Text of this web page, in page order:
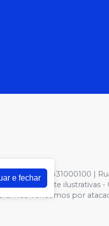
81022831000100 |
meramente ilustrativas
Não vendemos por
e fechar